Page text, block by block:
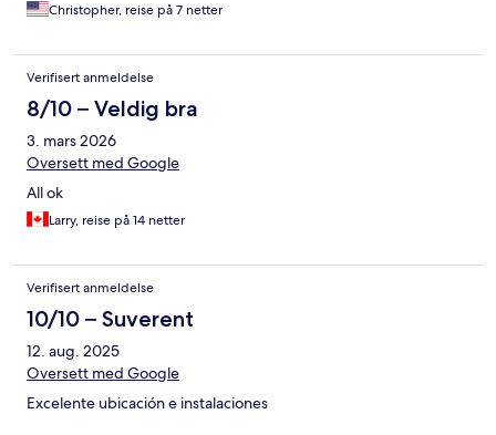
Christopher, reise på 7 netter
Verifisert anmeldelse
8/10 – Veldig bra
3. mars 2026
Oversett med Google
All ok
Larry, reise på 14 netter
Verifisert anmeldelse
10/10 – Suverent
12. aug. 2025
Oversett med Google
Excelente ubicación e instalaciones